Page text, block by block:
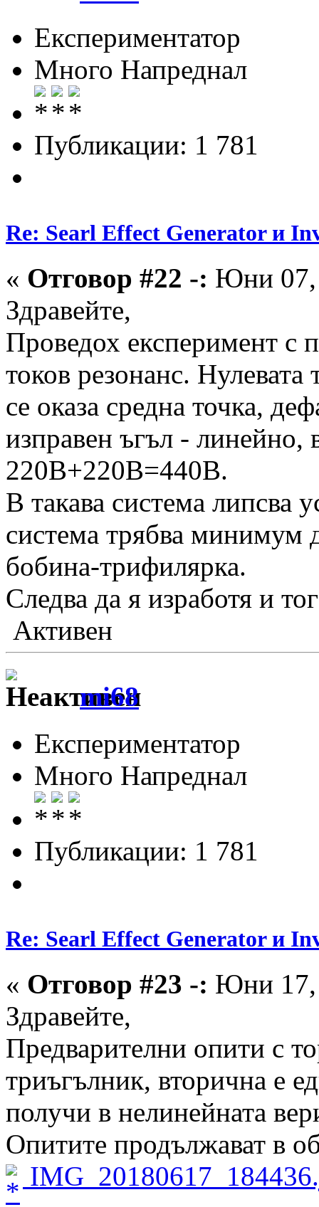
Експериментатор
Много Напреднал
Публикации: 1 781
Re: Searl Effect Generator и
« Отговор #22 -: Юни 07,
Здравейте,
Проведох експеримент с
токов резонанс. Нулевата
се оказа средна точка,
изправен ъгъл - линейно,
220В+220В=440В.
В такава система липсва
система трябва минимум
бобина-трифилярка.
Следва да я изработя и
Активен
mi68
Експериментатор
Много Напреднал
Публикации: 1 781
Re: Searl Effect Generator и
« Отговор #23 -: Юни 17,
Здравейте,
Предварителни опити с
триъгълник, вторична е
получи в нелинейната
Опитите продължават в